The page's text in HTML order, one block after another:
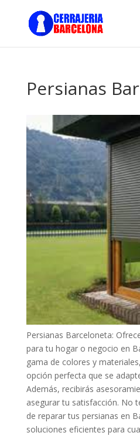
Persianas
Persianas Barceloneta:
para tu hogar o negocio en
gama de colores y
opción perfecta que se
Además, recibirás
asegurar tu satisfacción. No
de reparar tus persianas en
soluciones eficientes para